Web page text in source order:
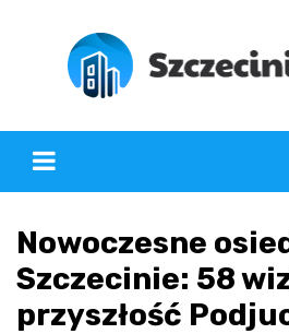
Nowoczesne
Szczecinie: 58
przyszłość